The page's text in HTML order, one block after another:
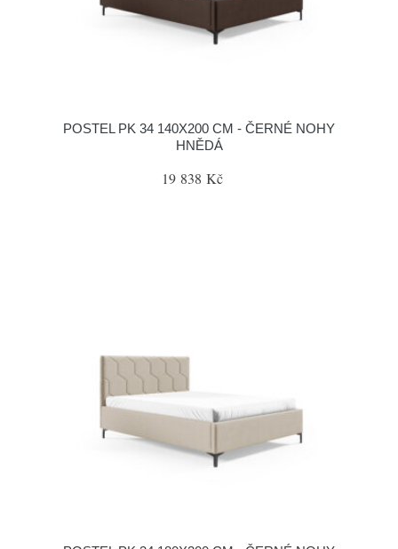
POSTEL PK 34 140X200 CM - ČERNÉ NOHY
HNĚDÁ
19 838 Kč